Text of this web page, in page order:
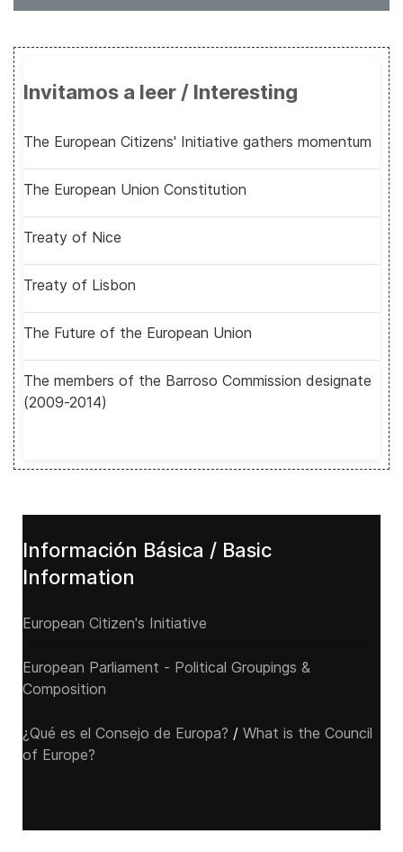
Invitamos a leer / Interesting
The European Citizens' Initiative gathers momentum
The European Union Constitution
Treaty of Nice
Treaty of Lisbon
The Future of the European Union
The members of the Barroso Commission designate
(2009-2014)
Información Básica / Basic
Information
European Citizen's Initiative
European Parliament - Political Groupings &
Composition
¿Qué es el Consejo de Europa? / What is the Council
of Europe?